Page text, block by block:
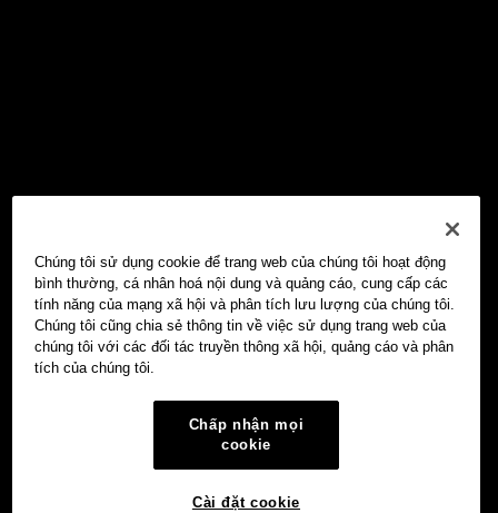
Chúng tôi sử dụng cookie để trang web của chúng tôi hoạt động
bình thường, cá nhân hoá nội dung và quảng cáo, cung cấp các
tính năng của mạng xã hội và phân tích lưu lượng của chúng tôi.
Chúng tôi cũng chia sẻ thông tin về việc sử dụng trang web của
chúng tôi với các đối tác truyền thông xã hội, quảng cáo và phân
tích của chúng tôi.
Chấp nhận mọi
cookie
Cài đặt cookie